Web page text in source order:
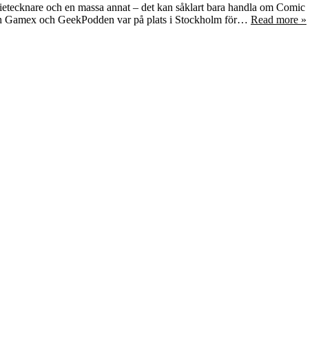
och en massa annat – det kan såklart bara handla om Comic
och GeekPodden var på plats i Stockholm för… Read more »